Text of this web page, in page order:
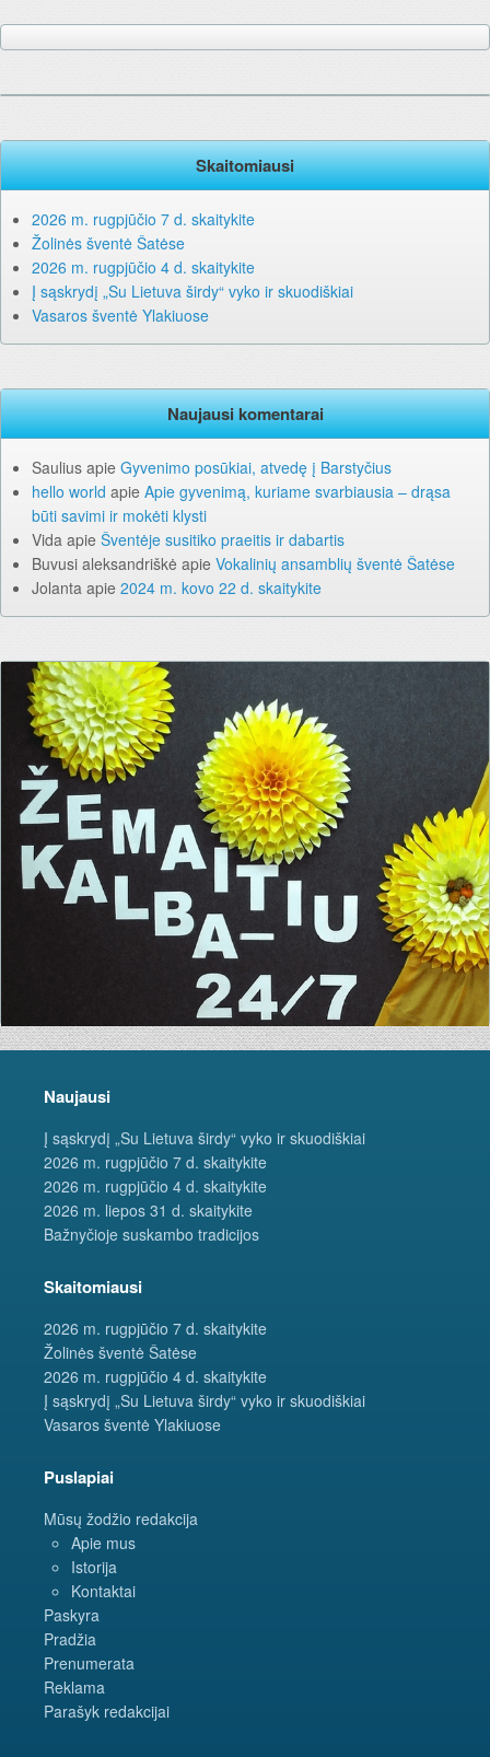
Skaitomiausi
2026 m. rugpjūčio 7 d. skaitykite
Žolinės šventė Šatėse
2026 m. rugpjūčio 4 d. skaitykite
Į sąskrydį „Su Lietuva širdy“ vyko ir skuodiškiai
Vasaros šventė Ylakiuose
Naujausi komentarai
Saulius apie Gyvenimo posūkiai, atvedę į Barstyčius
hello world apie Apie gyvenimą, kuriame svarbiausia – drąsa
būti savimi ir mokėti klysti
Vida apie Šventėje susitiko praeitis ir dabartis
Buvusi aleksandriškė apie Vokalinių ansamblių šventė Šatėse
Jolanta apie 2024 m. kovo 22 d. skaitykite
Naujausi
Į sąskrydį „Su Lietuva širdy“ vyko ir skuodiškiai
2026 m. rugpjūčio 7 d. skaitykite
2026 m. rugpjūčio 4 d. skaitykite
2026 m. liepos 31 d. skaitykite
Bažnyčioje suskambo tradicijos
Skaitomiausi
2026 m. rugpjūčio 7 d. skaitykite
Žolinės šventė Šatėse
2026 m. rugpjūčio 4 d. skaitykite
Į sąskrydį „Su Lietuva širdy“ vyko ir skuodiškiai
Vasaros šventė Ylakiuose
Puslapiai
Mūsų žodžio redakcija
Apie mus
Istorija
Kontaktai
Paskyra
Pradžia
Prenumerata
Reklama
Parašyk redakcijai